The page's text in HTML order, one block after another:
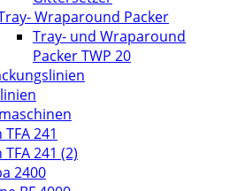
Wraparound Packer
Tray- und Wraparound
Packer TWP 20
241
TFA 241 (2)
2400